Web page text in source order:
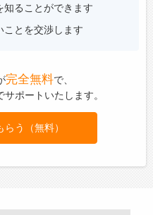
知ることができます
ことを交渉します
完全無料で、
ポートいたします。
う（無料）